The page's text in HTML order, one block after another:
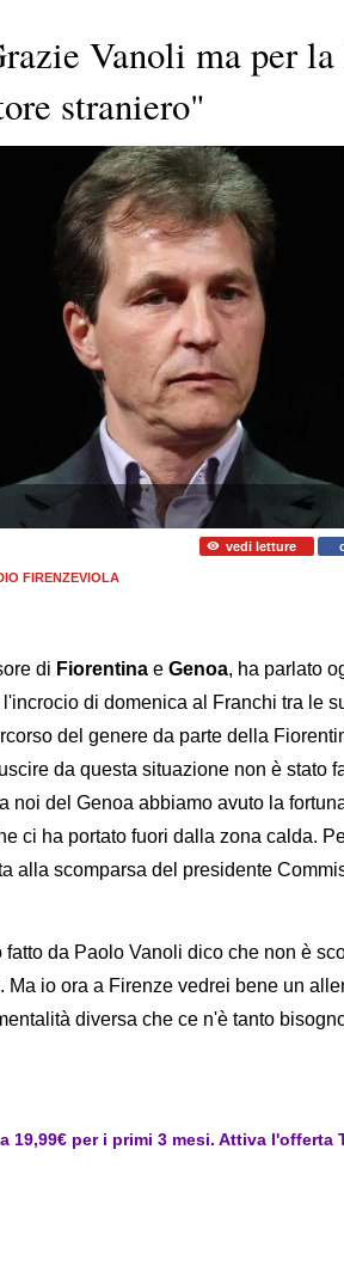
Vanoli ma per
straniero"
vedi letture
FIRENZEVIOLA
di Fiorentina e Genoa, ha parlato
di domenica al Franchi tra le
del genere da parte della
da questa situazione non è stato
noi del Genoa abbiamo avuto la
ci ha portato fuori dalla zona calda.
alla scomparsa del presidente
da Paolo Vanoli dico che non è
Ma io ora a Firenze vedrei bene un
diversa che ce n'è tanto
19,99€ per i primi 3 mesi. Attiva l'offerta